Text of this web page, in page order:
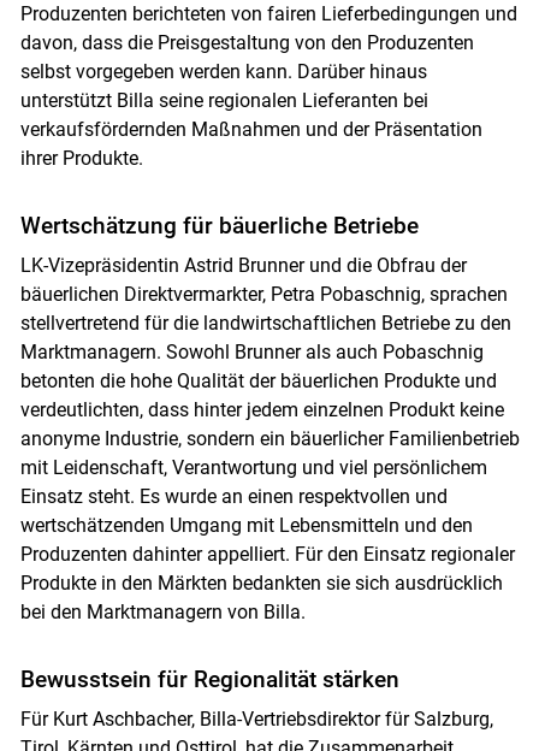
Produzenten berichteten von fairen Lieferbedingungen und
davon, dass die Preisgestaltung von den Produzenten
selbst vorgegeben werden kann. Darüber hinaus
unterstützt Billa seine regionalen Lieferanten bei
verkaufsfördernden Maßnahmen und der Präsentation
ihrer Produkte.
Wertschätzung für bäuerliche Betriebe
LK-Vizepräsidentin Astrid Brunner und die Obfrau der
bäuerlichen Direktvermarkter, Petra Pobaschnig, sprachen
stellvertretend für die landwirtschaftlichen Betriebe zu den
Marktmanagern. Sowohl Brunner als auch Pobaschnig
betonten die hohe Qualität der bäuerlichen Produkte und
verdeutlichten, dass hinter jedem einzelnen Produkt keine
anonyme Industrie, sondern ein bäuerlicher Familienbetrieb
mit Leidenschaft, Verantwortung und viel persönlichem
Einsatz steht. Es wurde an einen respektvollen und
wertschätzenden Umgang mit Lebensmitteln und den
Produzenten dahinter appelliert. Für den Einsatz regionaler
Produkte in den Märkten bedankten sie sich ausdrücklich
bei den Marktmanagern von Billa.
Bewusstsein für Regionalität stärken
Für Kurt Aschbacher, Billa-Vertriebsdirektor für Salzburg,